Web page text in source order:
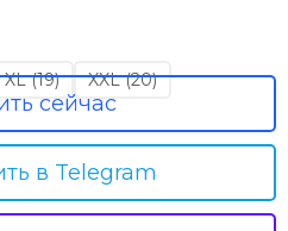
XL (19) XXL (20)
в Telegram
сейчас